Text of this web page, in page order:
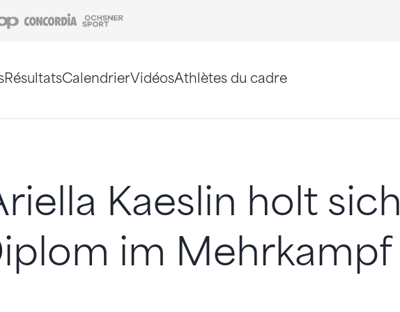
Coop Concordia
RésultatsCalendrierVidéosAthlètes du cadre
Kaeslin holt sich
im Mehrkampf